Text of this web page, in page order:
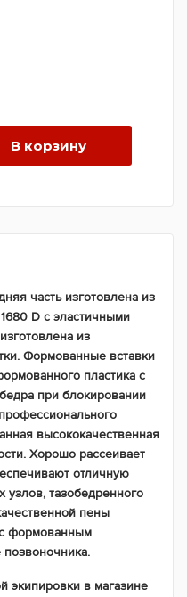
В корзину
часть изготовлена из
D с эластичными
из
Формованные вставки
пластика с
при блокировании
высококачественная
Хорошо рассеивает
отличную
тазобедренного
пены
формованным
экипировки в магазине